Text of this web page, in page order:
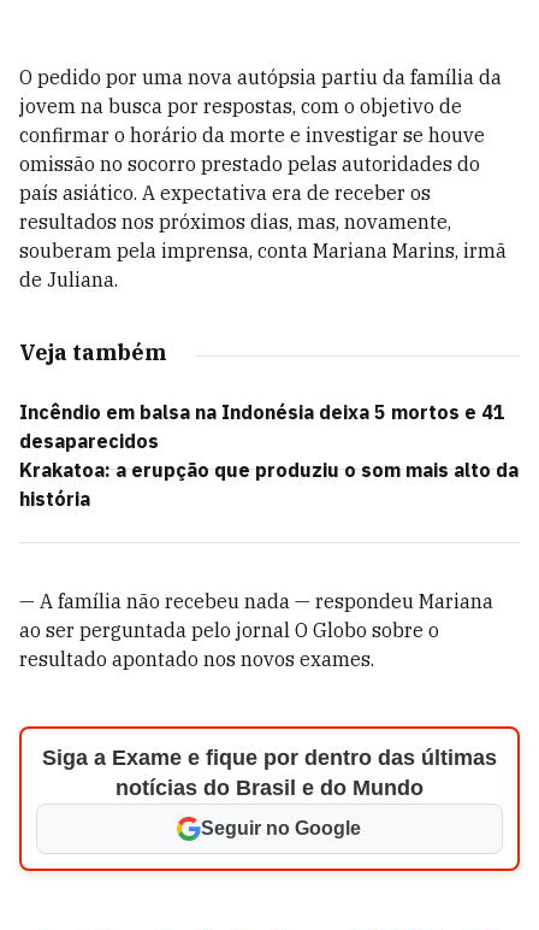
O pedido por uma nova autópsia partiu da família da
jovem na busca por respostas, com o objetivo de
confirmar o horário da morte e investigar se houve
omissão no socorro prestado pelas autoridades do
país asiático. A expectativa era de receber os
resultados nos próximos dias, mas, novamente,
souberam pela imprensa, conta Mariana Marins, irmã
de Juliana.
Veja também
Incêndio em balsa na Indonésia deixa 5 mortos e 41
desaparecidos
Krakatoa: a erupção que produziu o som mais alto da
história
— A família não recebeu nada — respondeu Mariana
ao ser perguntada pelo jornal O Globo sobre o
resultado apontado nos novos exames.
Siga a Exame e fique por dentro das últimas
notícias do Brasil e do Mundo
Seguir no Google